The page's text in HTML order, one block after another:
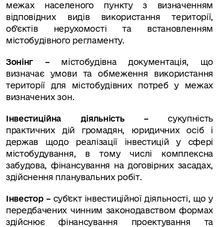
межах населеного пункту з визначенням
відповідних видів використання території,
об’єктів нерухомості та встановленням
містобудівного регламенту.
Зонінг – містобудівна документація, що
визначає умови та обмеження використання
території для містобудівних потреб у межах
визначених зон.
Інвестиційна діяльність –сукупність
практичних дій громадян, юридичних осіб і
держав щодо реалізації інвестицій у сфері
містобудування, в тому числі комплексна
забудова, фінансування на договірних засадах,
здійснення планувальних робіт.
Інвестор – суб'єкт інвестиційної діяльності, що у
передбачених чинним законодавством формах
здійснює фінансування проектування та